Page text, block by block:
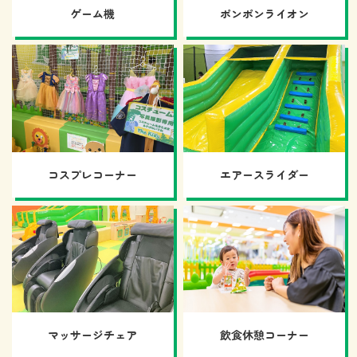
ゲーム機 ポンポンライオン
コスプレコーナー エアースライダー
マッサージチェア 飲食休憩コーナー